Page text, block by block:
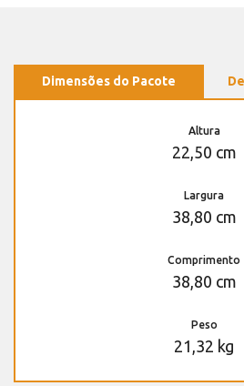
Dimensões do Pacote
Altura
22,50 cm
Largura
38,80 cm
Comprimento
38,80 cm
Peso
21,32 kg